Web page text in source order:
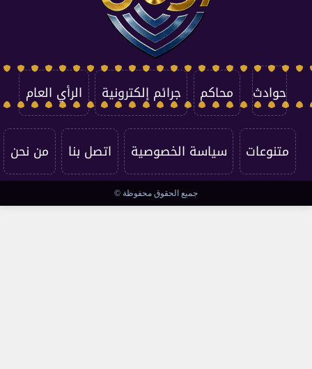
حوادث محاكم جرائم إلكترونية الرأي العام
متنوعات سياسة الخصوصية اتصل بنا من نحن
جميع الحقوق محفوظة ©